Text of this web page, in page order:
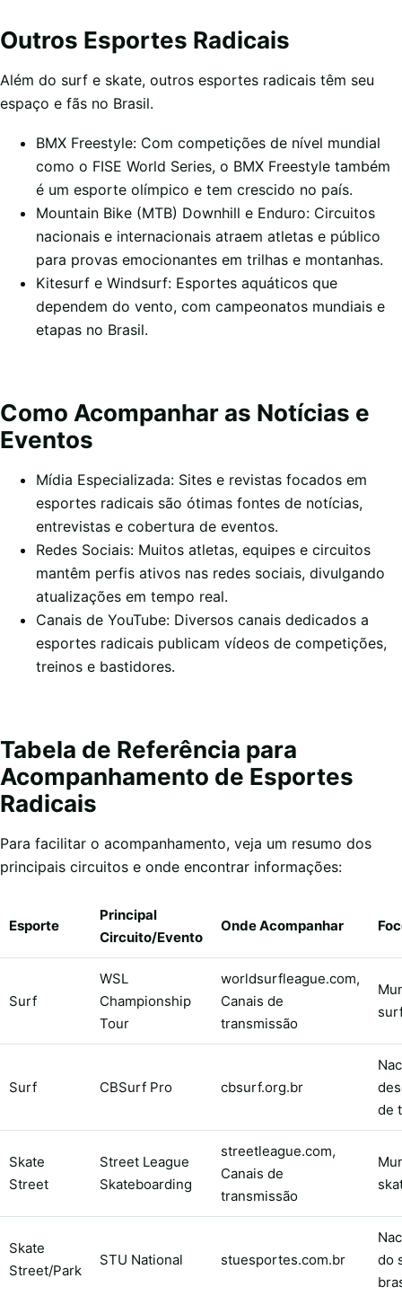
Outros Esportes Radicais
Além do surf e skate, outros esportes radicais têm seu
espaço e fãs no Brasil.
BMX Freestyle: Com competições de nível mundial
como o FISE World Series, o BMX Freestyle também
é um esporte olímpico e tem crescido no país.
Mountain Bike (MTB) Downhill e Enduro: Circuitos
nacionais e internacionais atraem atletas e público
para provas emocionantes em trilhas e montanhas.
Kitesurf e Windsurf: Esportes aquáticos que
dependem do vento, com campeonatos mundiais e
etapas no Brasil.
Como Acompanhar as Notícias e
Eventos
Mídia Especializada: Sites e revistas focados em
esportes radicais são ótimas fontes de notícias,
entrevistas e cobertura de eventos.
Redes Sociais: Muitos atletas, equipes e circuitos
mantêm perfis ativos nas redes sociais, divulgando
atualizações em tempo real.
Canais de YouTube: Diversos canais dedicados a
esportes radicais publicam vídeos de competições,
treinos e bastidores.
Tabela de Referência para
Acompanhamento de Esportes
Radicais
Para facilitar o acompanhamento, veja um resumo dos
principais circuitos e onde encontrar informações:
Esporte
Principal
Circuito/Evento
Onde Acompanhar
Surf
WSL
Championship
Tour
worldsurfleague.com,
Canais de
transmissão
Surf CBSurf Pro cbsurf.org.br
de
Skate
Street
Street League
Skateboarding
streetleague.com,
Canais de
transmissão
Skate
Street/Park
STU National stuesportes.com.br
do